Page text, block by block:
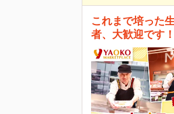
これまで培った
者、大歓迎です！